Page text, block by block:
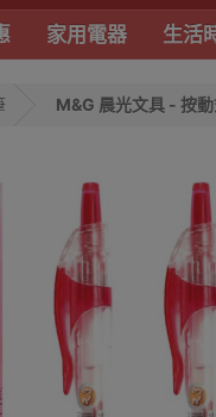
家用電器 生活
M&G 晨光文具 - 按